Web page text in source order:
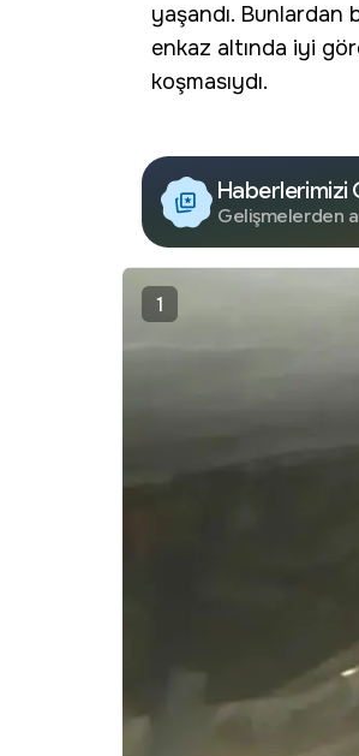
yaşandı. Bunlardan
enkaz altında iyi
koşmasıydı.
Haberlerimizi
Gelişmelerden
1